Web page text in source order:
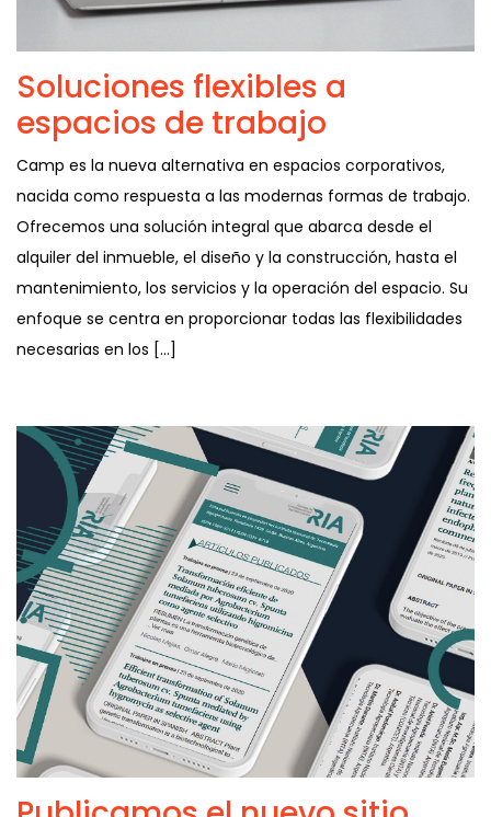
Soluciones flexibles a
espacios de trabajo
Camp es la nueva alternativa en espacios corporativos,
nacida como respuesta a las modernas formas de trabajo.
Ofrecemos una solución integral que abarca desde el
alquiler del inmueble, el diseño y la construcción, hasta el
mantenimiento, los servicios y la operación del espacio. Su
enfoque se centra en proporcionar todas las flexibilidades
necesarias en los […]